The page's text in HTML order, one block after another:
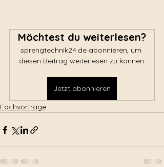
Möchtest du weiterlesen?
sprengtechnik24.de abonnieren, um
diesen Beitrag weiterlesen zu können.
Jetzt abonnieren
Fachvorträge